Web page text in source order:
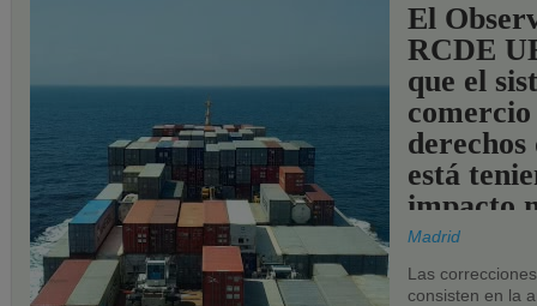
El
RCDE
que el
comercio
derechos
está
impacto
los
UE.
Madrid
Las
consisten en la